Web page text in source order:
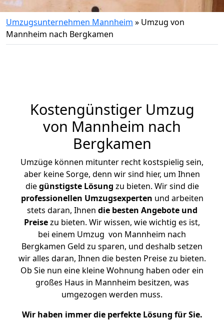
Umzugsunternehmen Mannheim » Umzug von
Mannheim nach Bergkamen
Kostengünstiger Umzug
von Mannheim nach
Bergkamen
Umzüge können mitunter recht kostspielig sein,
aber keine Sorge, denn wir sind hier, um Ihnen
diegünstigste Lösung zu bieten. Wir sind die
professionellen Umzugsexperten und arbeiten
stets daran, Ihnen die besten Angebote und
Preisezu bieten. Wir wissen, wie wichtig es ist,
bei einem Umzug von Mannheim nach
Bergkamen Geld zu sparen, und deshalb setzen
wir alles daran, Ihnen die besten Preise zu bieten.
Ob Sie nun eine kleine Wohnung haben oder ein
großes Haus in Mannheim besitzen, was
umgezogen werden muss.
Wir haben immer die perfekte Lösung für Sie.